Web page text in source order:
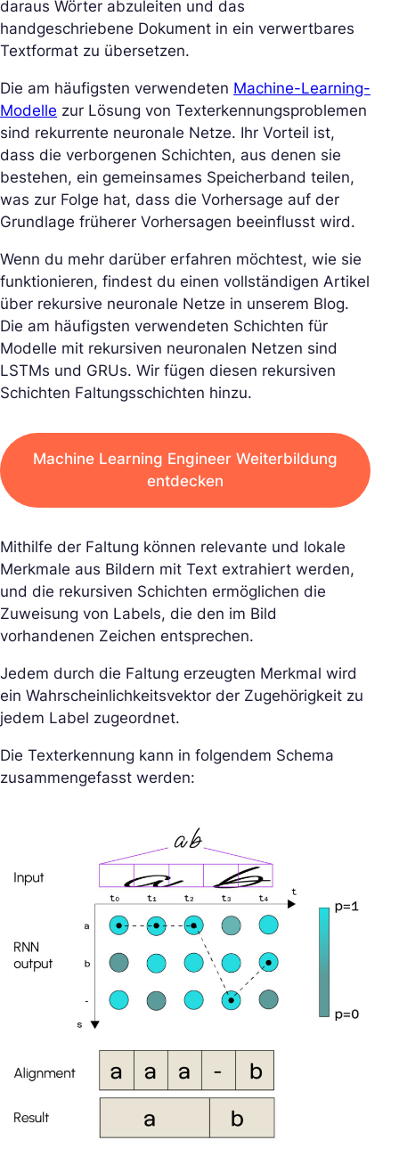
daraus Wörter abzuleiten und das
handgeschriebene Dokument in ein verwertbares
Textformat zu übersetzen.
Die am häufigsten verwendeten Machine-Learning-
Modelle zur Lösung von Texterkennungsproblemen
sind rekurrente neuronale Netze. Ihr Vorteil ist,
dass die verborgenen Schichten, aus denen sie
bestehen, ein gemeinsames Speicherband teilen,
was zur Folge hat, dass die Vorhersage auf der
Grundlage früherer Vorhersagen beeinflusst wird.
Wenn du mehr darüber erfahren möchtest, wie sie
funktionieren, findest du einen vollständigen Artikel
über rekursive neuronale Netze in unserem Blog.
Die am häufigsten verwendeten Schichten für
Modelle mit rekursiven neuronalen Netzen sind
LSTMs und GRUs. Wir fügen diesen rekursiven
Schichten Faltungsschichten hinzu.
Machine Learning Engineer Weiterbildung
entdecken
Mithilfe der Faltung können relevante und lokale
Merkmale aus Bildern mit Text extrahiert werden,
und die rekursiven Schichten ermöglichen die
Zuweisung von Labels, die den im Bild
vorhandenen Zeichen entsprechen.
Jedem durch die Faltung erzeugten Merkmal wird
ein Wahrscheinlichkeitsvektor der Zugehörigkeit zu
jedem Label zugeordnet.
Die Texterkennung kann in folgendem Schema
zusammengefasst werden: